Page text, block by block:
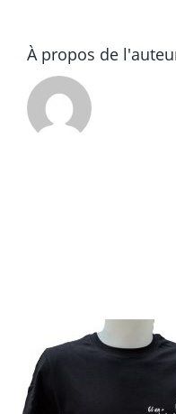
À propos de